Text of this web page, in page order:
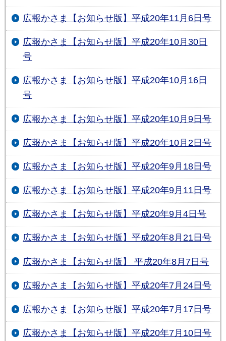
広報かさま【お知らせ版】平成20年11月6日号
広報かさま【お知らせ版】平成20年10月30日
号
広報かさま【お知らせ版】平成20年10月16日
号
広報かさま【お知らせ版】平成20年10月9日号
広報かさま【お知らせ版】平成20年10月2日号
広報かさま【お知らせ版】平成20年9月18日号
広報かさま【お知らせ版】平成20年9月11日号
広報かさま【お知らせ版】平成20年9月4日号
広報かさま【お知らせ版】平成20年8月21日号
広報かさま【お知らせ版】 平成20年8月7日号
広報かさま【お知らせ版】平成20年7月24日号
広報かさま【お知らせ版】平成20年7月17日号
広報かさま【お知らせ版】平成20年7月10日号